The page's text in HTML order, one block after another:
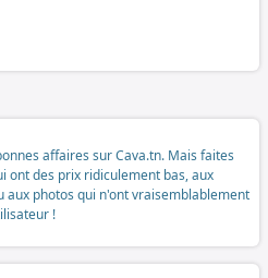
affaires sur Cava.tn. Mais faites
ont des prix ridiculement bas, aux
aux photos qui n'ont vraisemblablement
!